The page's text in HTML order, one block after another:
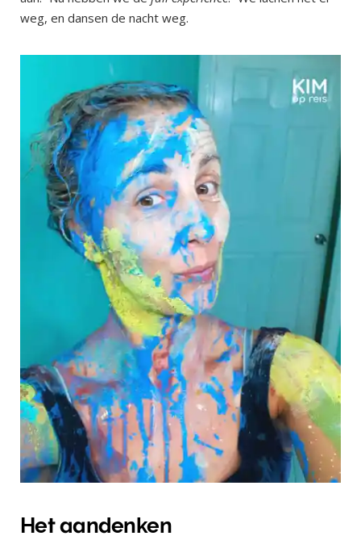
weg, en dansen de nacht weg.
Het aandenken